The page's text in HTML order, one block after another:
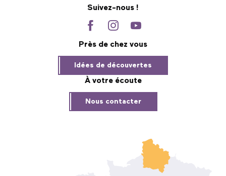
Suivez-nous !
Près de chez vous
Idées de découvertes
À votre écoute
Nous contacter